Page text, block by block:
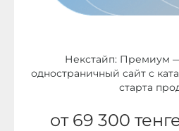
Некстайп: Премиум
одностраничный сайт с
старта
от 69 300